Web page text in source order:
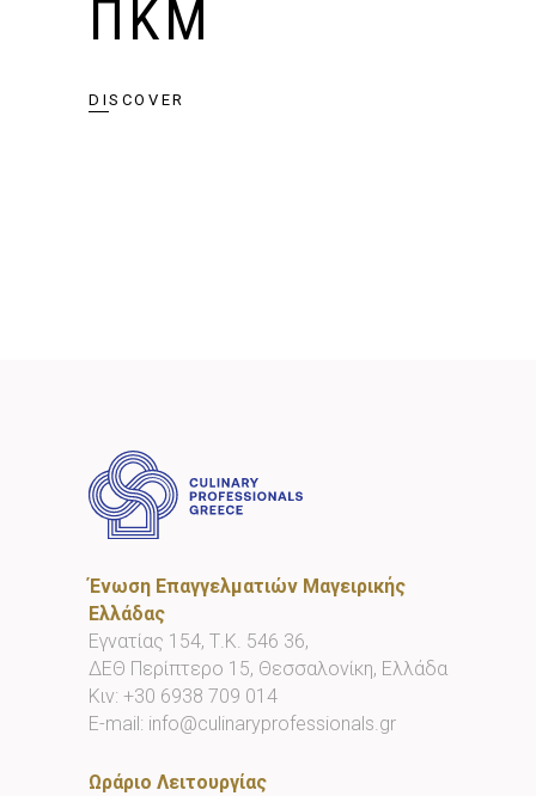
ΠΚΜ
DISCOVER
Ένωση Επαγγελματιών Μαγειρικής
Ελλάδας
Εγνατίας 154, Τ.Κ. 546 36,
ΔΕΘ Περίπτερο 15, Θεσσαλονίκη, Ελλάδα
Κιν: +30 6938 709 014
E-mail: info@culinaryprofessionals.gr
Ωράριο Λειτουργίας